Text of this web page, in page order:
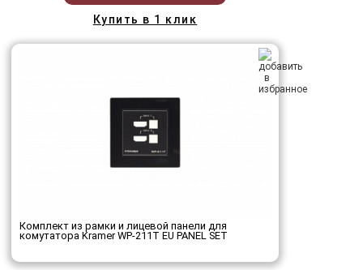
Купить в 1 клик
Комплект из рамки и лицевой панели для
комутатора Kramer WP-211T EU PANEL SET